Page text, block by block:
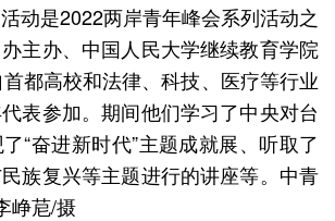
动是2022两岸青年峰会系列活动之
主办、中国人民大学继续教育学院
都高校和法律、科技、医疗等行业
表参加。期间他们学习了中央对台
“奋进新时代”主题成就展、听取了
族复兴等主题进行的讲座等。中青
峥苨/摄